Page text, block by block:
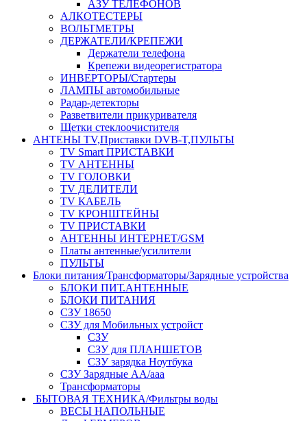
АЗУ ТЕЛЕФОНОВ
АЛКОТЕСТЕРЫ
ВОЛЬТМЕТРЫ
ДЕРЖАТЕЛИ/КРЕПЕЖИ
Держатели телефона
Крепежи видеорегистратора
ИНВЕРТОРЫ/Стартеры
ЛАМПЫ автомобильные
Радар-детекторы
Разветвители прикуривателя
Щетки стеклоочистителя
АНТЕНЫ ТV,Приставки DVB-T,ПУЛЬТЫ
TV Smart ПРИСТАВКИ
TV АНТЕННЫ
TV ГОЛОВКИ
TV ДЕЛИТЕЛИ
TV КАБЕЛЬ
TV КРОНШТЕЙНЫ
TV ПРИСТАВКИ
АНТЕННЫ ИНТЕРНЕТ/GSM
Платы антенные/усилители
ПУЛЬТЫ
Блоки питания/Трансформаторы/Зарядные устройства
БЛОКИ ПИТ.АНТЕННЫЕ
БЛОКИ ПИТАНИЯ
СЗУ 18650
СЗУ для Мобильных устройст
СЗУ
СЗУ для ПЛАНШЕТОВ
СЗУ зарядка Ноутбука
СЗУ Зарядные АА/ааа
Трансформаторы
БЫТОВАЯ ТЕХНИКА/Фильтры воды
ВЕСЫ НАПОЛЬНЫЕ